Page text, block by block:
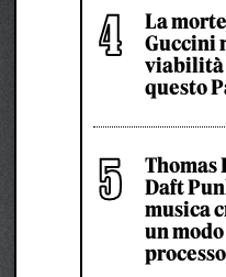
La
Guccini
viabilità
questo
Thomas
Daft
musica
un